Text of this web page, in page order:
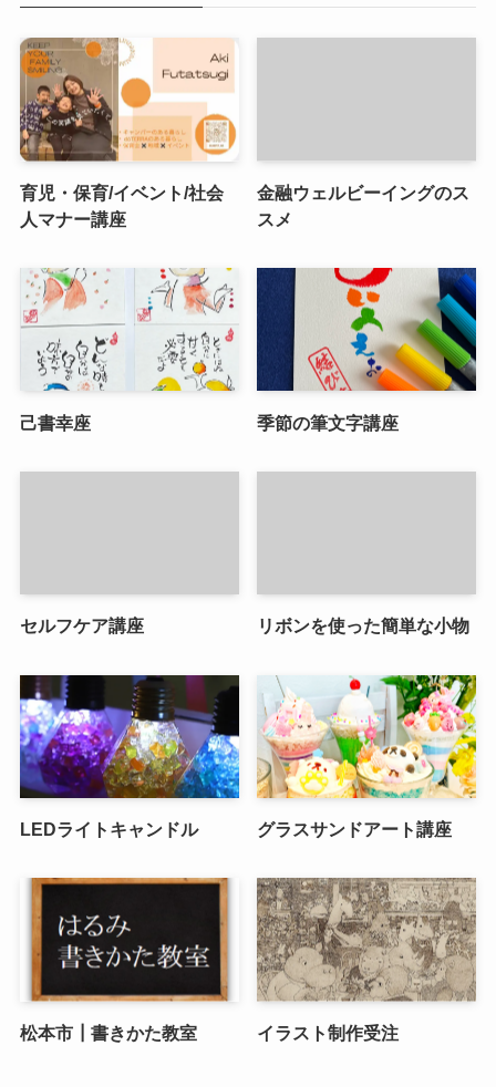
育児・保育/イベント/社会
人マナー講座
金融ウェルビーイングのス
スメ
己書幸座 季節の筆文字講座
セルフケア講座 リボンを使った簡単な小物
LEDライトキャンドル グラスサンドアート講座
松本市┃書きかた教室 イラスト制作受注